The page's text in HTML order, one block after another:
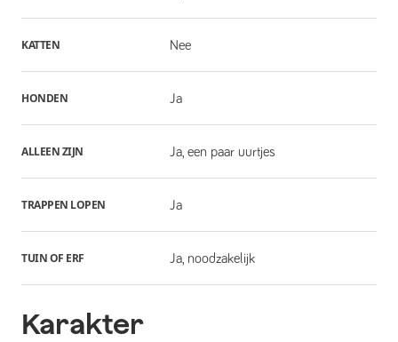
KATTEN Nee
HONDEN Ja
ALLEEN ZIJN Ja, een paar uurtjes
TRAPPEN LOPEN Ja
TUIN OF ERF Ja, noodzakelijk
Karakter